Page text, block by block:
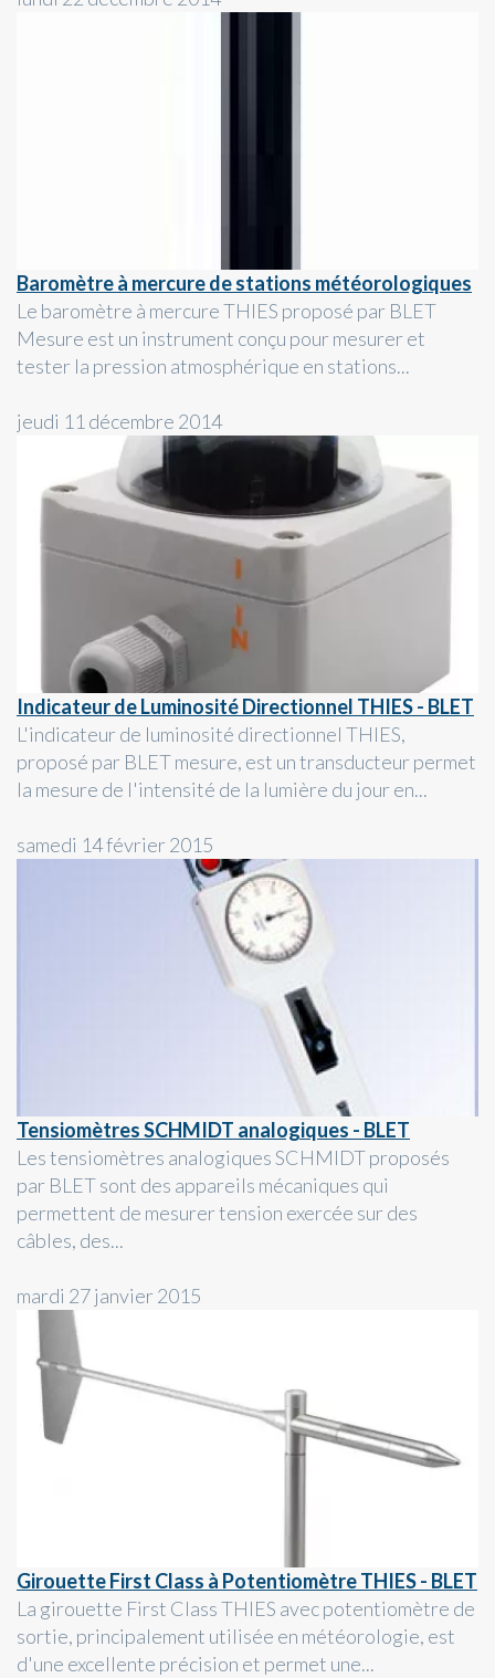
Baromètre à mercure de stations météorologiques
Le baromètre à mercure THIES proposé par BLET
Mesure est un instrument conçu pour mesurer et
tester la pression atmosphérique en stations...
jeudi 11 décembre 2014
Indicateur de Luminosité Directionnel THIES - BLET
L'indicateur de luminosité directionnel THIES,
proposé par BLET mesure, est un transducteur permet
la mesure de l'intensité de la lumière du jour en...
samedi 14 février 2015
Tensiomètres SCHMIDT analogiques - BLET
Les tensiomètres analogiques SCHMIDT proposés
par BLET sont des appareils mécaniques qui
permettent de mesurer tension exercée sur des
câbles, des...
mardi 27 janvier 2015
Girouette First Class à Potentiomètre THIES - BLET
La girouette First Class THIES avec potentiomètre de
sortie, principalement utilisée en météorologie, est
d'une excellente précision et permet une...